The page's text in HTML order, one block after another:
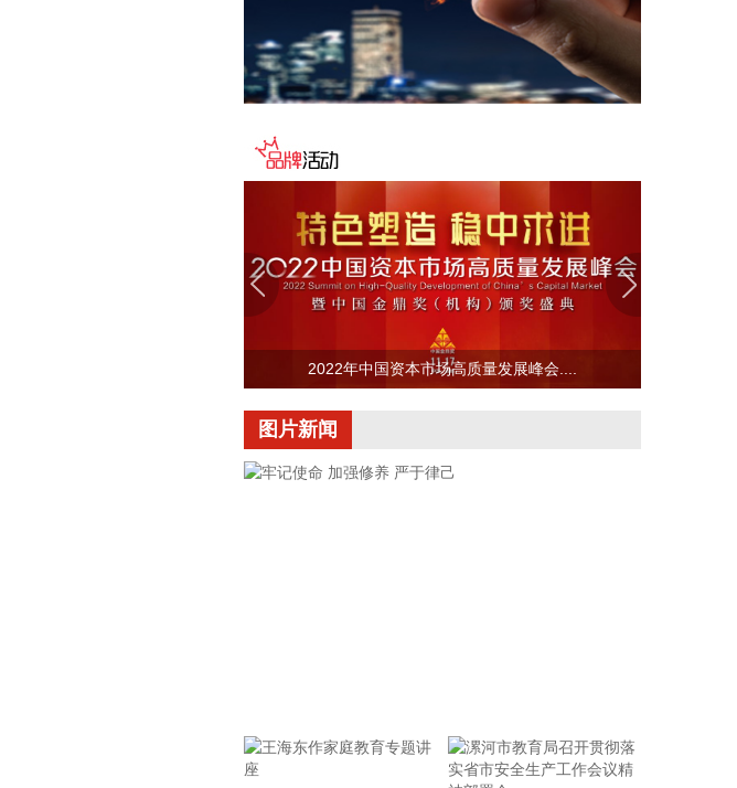
2026-08-06 22:24:14
纳斯达克100指数转涨，标普500指数涨0.2%。美光
幅后涨近2%。其他存储股也大幅收窄跌幅。
2026-08-06 22:20:19
据上海市国资委消息，8月6日，上海市国资委党委书
记、主任周小全接待上海清算所党委书记、董事长马
贱阳一行，双方围绕自贸离岸债等新型金融工具运
用、套期保值等风险管理领域的合作开展深入交流。
双方表示，将深入贯彻落实十二届市委九次全会精
神，以协同机制为纽带，持续推动金融基础设施资源
与市属国资产业布局深度联动，立足服务实体经济、
2026-08-06 22:16:16
映翰通(688080)8月6日公告，公司控股股东、实控人
报预警，做到“早报、快报、多报”，多部门加密精细
化预报，健全预警叫应机制，全面覆盖重点群体；要
2022年中国资本市场高质量发展峰会....
图片新闻